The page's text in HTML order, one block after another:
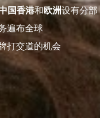
国香港和欧洲设有分部
遍布全球
打交道的机会